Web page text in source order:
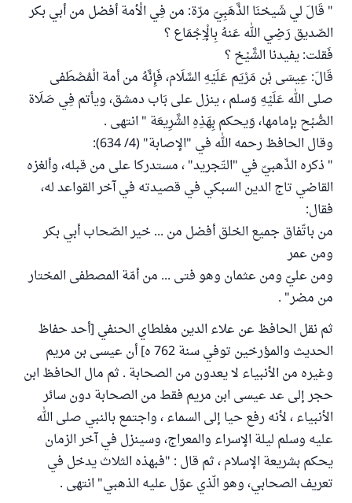
" قَالَ لي شَيخنَا الذَّهَبِيّ مرّة: من فِي الْأمة أفضل من أبي بكر
الصّديق رَضِي الله عَنهُ بِالْإِجْمَاع ؟
فَقلت: يفيدنا الشَّيْخ ؟
قَالَ: عِيسَى بْن مَرْيَم عَلَيْهِ السَّلَام، فَإِنَّهُ من أمة الْمُصْطَفى
صلى الله عَلَيْهِ وَسلم ، ينزل على بَاب دمشق، ويأتم فِي صَلَاة
الصُّبْح بإمامها، وَيحكم بِهَذِهِ الشَّرِيعَة " انتهى .
وقال الحافظ رحمه الله في "الإصابة" (4/ 634):
" ذكره الذّهبيّ في "التّجريد" ، مستدركا على من قبله، وألغزه
القاضي تاج الدين السبكي في قصيدته في آخر القواعد له،
فقال:
من باتّفاق جميع الخلق أفضل من ... خير الصّحاب أبي بكر
ومن عمر
ومن عليّ ومن عثمان وهو فتى ... من أمّة المصطفى المختار
من مضر" .
ثم نقل الحافظ عن علاء الدين مغلطاي الحنفي [أحد حفاظ
الحديث والمؤرخين توفي سنة 762 ه] أن عيسى بن مريم
وغيره من الأنبياء لا يعدون من الصحابة . ثم مال الحافظ ابن
حجر إلى عد عيسى ابن مريم فقط من الصحابة دون سائر
الأنبياء ، لأنه رفع حيا إلى السماء ، واجتمع بالنبي صلى الله
عليه وسلم ليلة الإسراء والمعراج، وسينزل في آخر الزمان
يحكم بشريعة الإسلام ، ثم قال : "فبهذه الثلاث يدخل في
تعريف الصحابي، وهو الّذي عوّل عليه الذهبي" انتهى .